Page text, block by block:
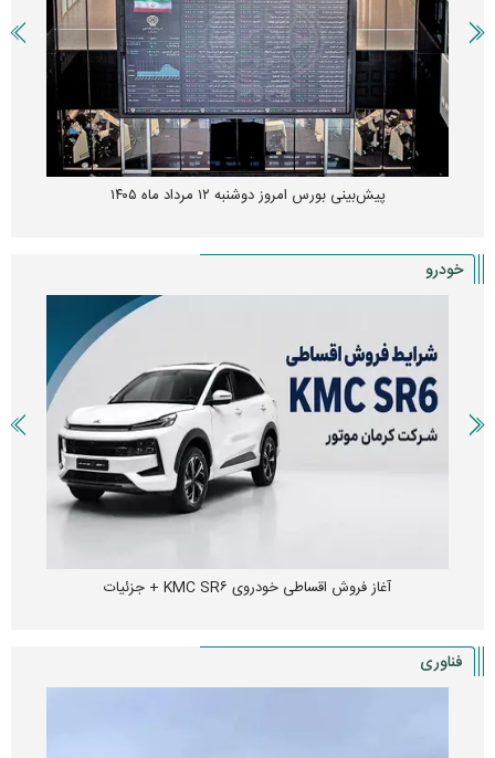
پیش‌بینی بورس امروز دوشنبه ۱۲ مرداد ماه ۱۴۰۵
خودرو
آغاز فروش اقساطی خودروی KMC SR۶ + جزئیات
فناوری